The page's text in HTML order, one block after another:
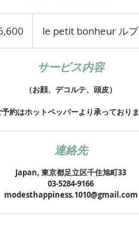
le petit bonheur ル
サービス内容
（お顔、デコルテ、頭皮）
約はホットペッパーより承っておりま
連絡先
Japan, 東京都足立区千住旭町33
03-5284-9166
modesthappiness.1010@gmail.com